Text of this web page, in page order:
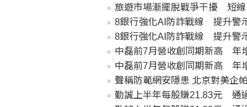
旅遊市場漸擺脫戰爭干擾 短線
8銀行強化AI防詐戰線 提升警
8銀行強化AI防詐戰線 提升警
中磊前7月營收創同期新高 年
中磊前7月營收創同期新高 年
聲稱防範網安隱患 北京對美企
勤誠上半年每股賺21.83元 通